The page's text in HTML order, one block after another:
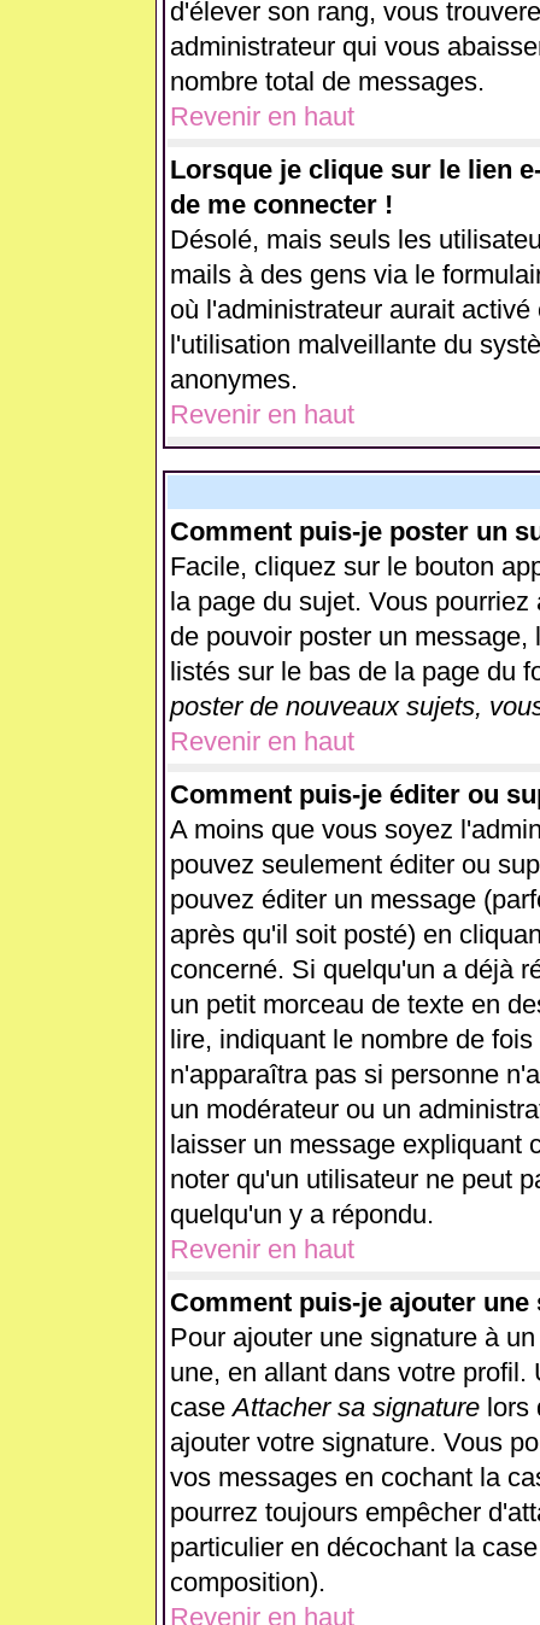
d'élever son rang, vous
administrateur qui vous
nombre total de messages.
Revenir en haut
Lorsque je clique sur le lien
de me connecter !
Désolé, mais seuls les
mails à des gens via le
où l'administrateur aurait
l'utilisation malveillante du
anonymes.
Revenir en haut
Comment puis-je poster un
Facile, cliquez sur le bouton
la page du sujet. Vous
de pouvoir poster un
listés sur le bas de la page du
poster de nouveaux sujets,
Revenir en haut
Comment puis-je éditer ou
A moins que vous soyez
pouvez seulement éditer ou
pouvez éditer un message
après qu'il soit posté) en
concerné. Si quelqu'un a déjà
un petit morceau de texte en
lire, indiquant le nombre de
n'apparaîtra pas si personne
un modérateur ou un
laisser un message expliquant
noter qu'un utilisateur ne peut
quelqu'un y a répondu.
Revenir en haut
Comment puis-je ajouter
Pour ajouter une signature à
une, en allant dans votre
caseAttacher sa signaturelors
ajouter votre signature. Vous
vos messages en cochant la
pourrez toujours empêcher
particulier en décochant la
composition).
Revenir en haut